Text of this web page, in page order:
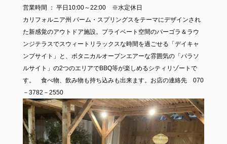
営業時間 ： 平日10:00～22:00 ※水定休日
カリフォルニア州 パーム・スプリングスをテーマにデザインされ
た新感覚のアウトドア施設。プライベート空間のパーゴラ＆ラウ
ンジテラスでスウィートリラックスな時間を過ごせる「デイキャ
ンプサイト」と、ボタニカルオープンエアーな雰囲気の「パラソ
ルサイト」の2つのエリアでBBQ等が楽しめるシティリゾートで
す。 食べ物、飲み物も持ち込みも出来ます。お店の連絡先 070
－3782－2550